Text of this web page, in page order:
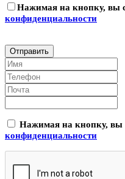
Нажимая на кнопку, вы
конфиденциальности
Нажимая на кнопку, вы
конфиденциальности